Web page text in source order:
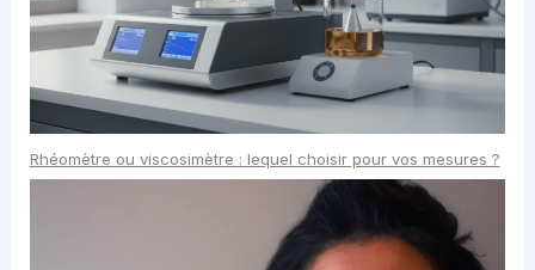
Rhéomètre ou viscosimètre : lequel choisir pour vos mesures ?